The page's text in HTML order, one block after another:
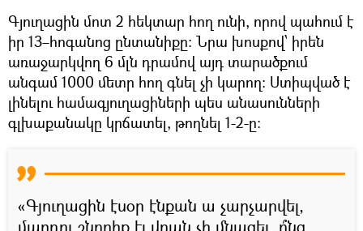
Գյուղացին մոտ 2 հեկտար հող ունի, որով պահում է
իր 13–հոգանոց ընտանիքը։ Նրա խոսքով՝ իրեն
առաջարկվող 6 մլն դրամով այդ տարածքում
անգամ 1000 մետր հող գնել չի կարող։ Ստիպված է
լինելու համագյուղացիների պես անասունների
գլխաքանակը կրճատել, թողնել 1-2-ը։
«Գյուղացին էսօր էնքան ա չարչարվել,